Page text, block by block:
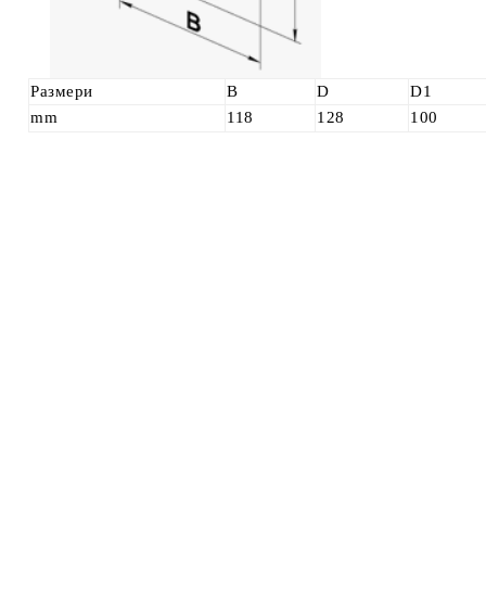
Размери B D
D1
mm
118 128 100